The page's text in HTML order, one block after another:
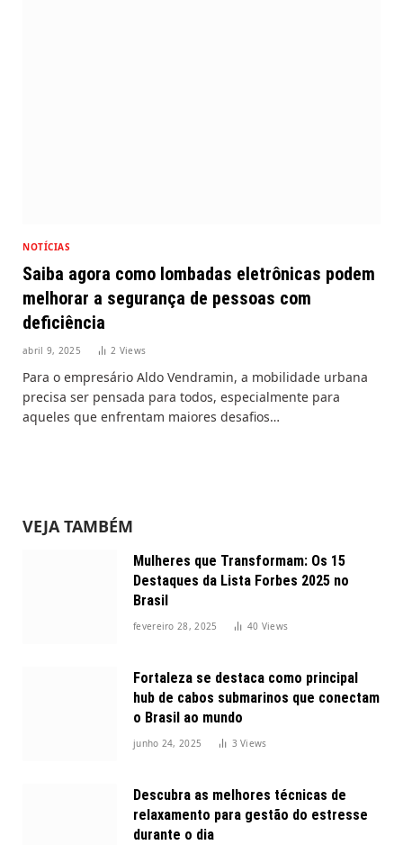
NOTÍCIAS
Saiba agora como lombadas eletrônicas podem
melhorar a segurança de pessoas com
deficiência
abril 9, 2025 2 Views
Para o empresário Aldo Vendramin, a mobilidade urbana
precisa ser pensada para todos, especialmente para
aqueles que enfrentam maiores desafios…
VEJA TAMBÉM
Mulheres que Transformam: Os 15
Destaques da Lista Forbes 2025 no
Brasil
fevereiro 28, 2025 40 Views
Fortaleza se destaca como principal
hub de cabos submarinos que conectam
o Brasil ao mundo
junho 24, 2025 3Views
Descubra as melhores técnicas de
relaxamento para gestão do estresse
durante o dia